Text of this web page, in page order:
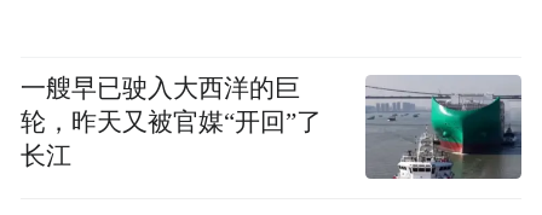
一艘早已驶入大西洋的巨
轮，昨天又被官媒“开回”了
长江